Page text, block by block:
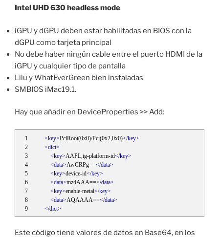
Intel UHD 630 headless mode
iGPU y dGPU deben estar habilitadas en BIOS con la
dGPU como tarjeta principal
No debe haber ningún cable entre el puerto HDMI de la
iGPU y cualquier tipo de pantalla
Lilu y WhatEverGreen bien instaladas
SMBIOS iMac19.1.
Hay que añadir en DeviceProperties >> Add:
<key>PciRoot(0x0)/Pci(0x2,0x0)</key>
<dict>
<key>AAPL,ig-platform-id</key>
<data>AwCRPg==</data>
<key>device-id</key>
<data>mz4AAA==</data>
<key>enable-metal</key>
<data>AQAAAA==</data>
</dict>
Este código tiene valores de datos en Base64, en los